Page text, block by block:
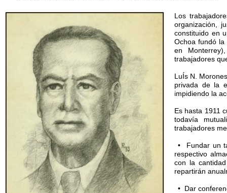
Los
organización,
constituido en
Ochoa fundó
en
trabajadores
LuÍs N.
privada de la
impidiendo la
Es hasta 1911
todavía
trabajadores
• Fundar un
respectivo
con la
repartirán
• Dar